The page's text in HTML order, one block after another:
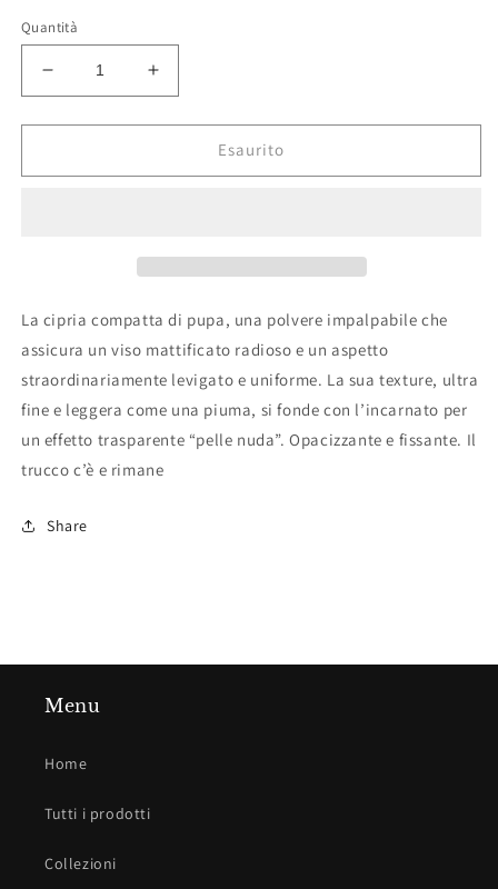
Quantità
Diminuisci
quantità
per
-
Aumenta
quantità
per
-
Esaurito
La cipria compatta di pupa, una polvere impalpabile che
assicura un viso mattificato radioso e un aspetto
straordinariamente levigato e uniforme. La sua texture, ultra
fine e leggera come una piuma, si fonde con l’incarnato per
un effetto trasparente “pelle nuda”. Opacizzante e fissante. Il
trucco c’è e rimane
Share
Menu
Home
Tutti i prodotti
Collezioni